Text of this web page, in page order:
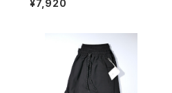
２
¥7,920